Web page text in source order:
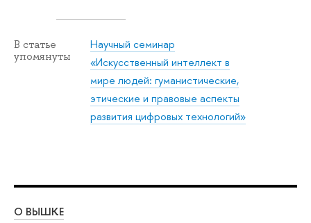
В статье
упомянуты
Научный семинар
«Искусственный интеллект в
мире людей: гуманистические,
этические и правовые аспекты
развития цифровых технологий»
О ВЫШКЕ